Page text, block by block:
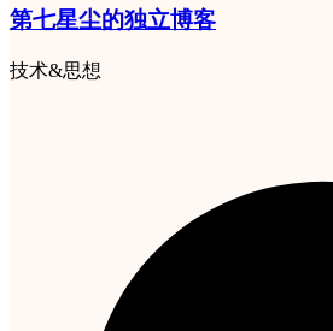
第七星尘的独立博客
技术&思想